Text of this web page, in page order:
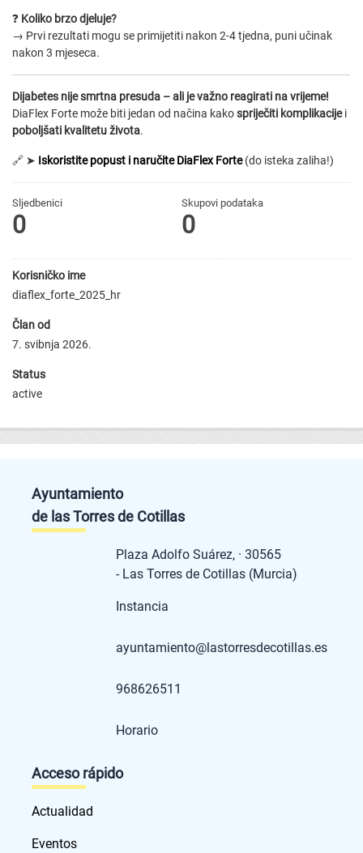
❓ Koliko brzo djeluje?
→ Prvi rezultati mogu se primijetiti nakon 2-4 tjedna, puni učinak
nakon 3 mjeseca.
Dijabetes nije smrtna presuda – ali je važno reagirati na vrijeme!
DiaFlex Forte može biti jedan od načina kakospriječiti komplikacijei
poboljšati kvalitetu života.
🔗 ➤ Iskoristite popust i naručite DiaFlex Forte(do isteka zaliha!)
Sljedbenici
0
Skupovi podаtаkа
0
Korisničko ime
diaflex_forte_2025_hr
Član od
7. svibnja 2026.
Stаtus
active
Ayuntamiento
de las Torres de Cotillas
Plaza Adolfo Suárez, · 30565
- Las Torres de Cotillas (Murcia)
Instancia
ayuntamiento@lastorresdecotillas.es
968626511
Horario
Acceso rápido
Actualidad
Eventos